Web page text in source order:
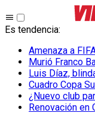
Es tendencia:
Amenaza a
Murió Franco
Luis Díaz,
Cuadro Copa
¿Nuevo club
Renovación en